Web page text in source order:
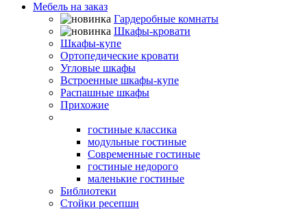
Мебель на заказ
Гардеробные комнаты
Шкафы-кровати
Шкафы-купе
Ортопедические кровати
Угловые шкафы
Встроенные шкафы-купе
Распашные шкафы
Прихожие
гостиные классика
модульные гостиные
Современные гостиные
гостиные недорого
маленькие гостиные
Библиотеки
Стойки ресепшн